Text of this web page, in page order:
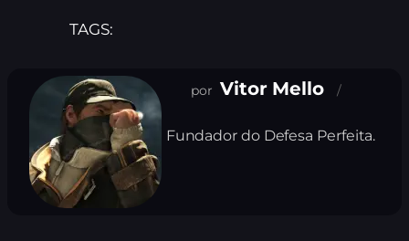
TAGS:
Vitor Mello
Fundador do Defesa Perfeita.